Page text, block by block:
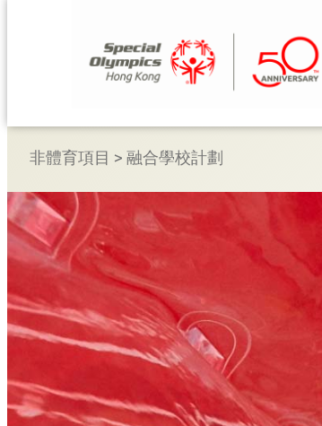
非體育項目 > 融合學校計劃